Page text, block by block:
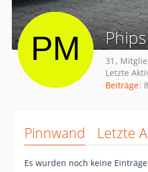
31
Letzte
Beiträge 8
Pinnwand Letzte
Es wurden noch keine